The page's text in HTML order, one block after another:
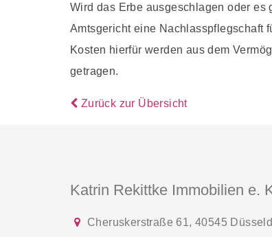
Wird das Erbe ausgeschlagen oder es
Amtsgericht eine Nachlasspflegschaft
Kosten hierfür werden aus dem
getragen.
Zurück zur Übersicht
Katrin Rekittke Immobilien e.
Cheruskerstraße 61, 40545